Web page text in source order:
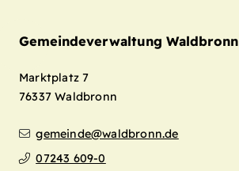
Gemeindeverwaltung Waldbronn
Marktplatz 7
76337 Waldbronn
gemeinde@waldbronn.de
07243 609-0